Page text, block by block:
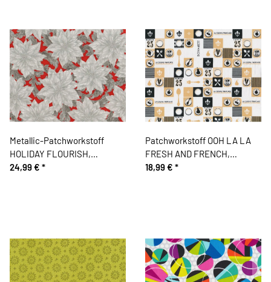
Metallic-Patchworkstoff
HOLIDAY FLOURISH,
Weihnachtsstern-Blüten, rot-
24,99 € *
Patchworkstoff OOH LA LA
FRESH AND FRENCH,
Küchen-Bilder-Karo, beige-
18,99 € *